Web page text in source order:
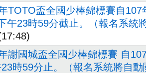
TOTO盃全國少棒錦標賽自
午23時59分截止。（報名系統
謝國城盃全國少棒錦標賽 自
時59分止。（報名系統將自